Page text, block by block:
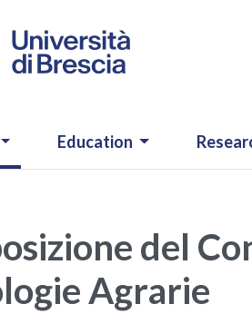
PRINCIPALE
Education
del
Agrarie